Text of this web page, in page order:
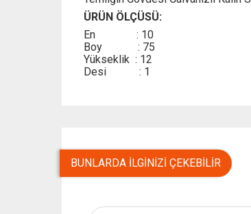
ÜRÜN ÖLÇÜSÜ:
En : 10
Boy : 75
Yükseklik : 12
Desi : 1
BUNLARDA İLGINIZI ÇEKEBILIR